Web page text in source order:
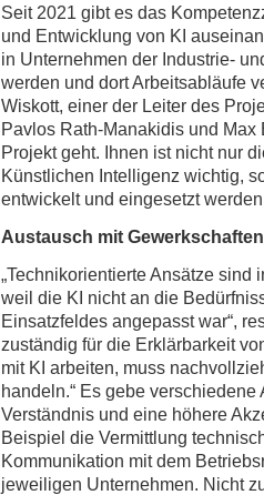
Seit 2021 gibt es das
und Entwicklung von KI
in Unternehmen der Industrie-
werden und dort Arbeitsabläufe
Wiskott, einer der Leiter des
Pavlos Rath-Manakidis und
Projekt geht. Ihnen ist nicht nur
Künstlichen Intelligenz wichtig,
entwickelt und eingesetzt
Austausch mit Gewerkschaften
„Technikorientierte Ansätze sind
weil die KI nicht an die
Einsatzfeldes angepasst war“,
zuständig für die Erklärbarkeit
mit KI arbeiten, muss
handeln.“ Es gebe
Verständnis und eine höhere
Beispiel die Vermittlung
Kommunikation mit dem
jeweiligen Unternehmen. Nicht